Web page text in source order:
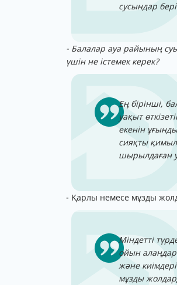
сусындар
- Балалар ауа райының
үшін не істемек керек?
Ең бірінші,
уақыт
екенін
сияқты
шырылдаған
- Қарлы немесе мұзды
Міндетті
ойын
және
мұзды